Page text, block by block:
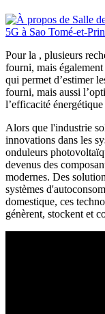
Pour la , plusieurs
fourni, mais
qui permet d’estimer
fourni, mais aussi
l’efficacité
Alors que l'industrie
innovations dans les
onduleurs
devenus des
modernes. Des
systèmes
domestique, ces
génèrent, stockent et